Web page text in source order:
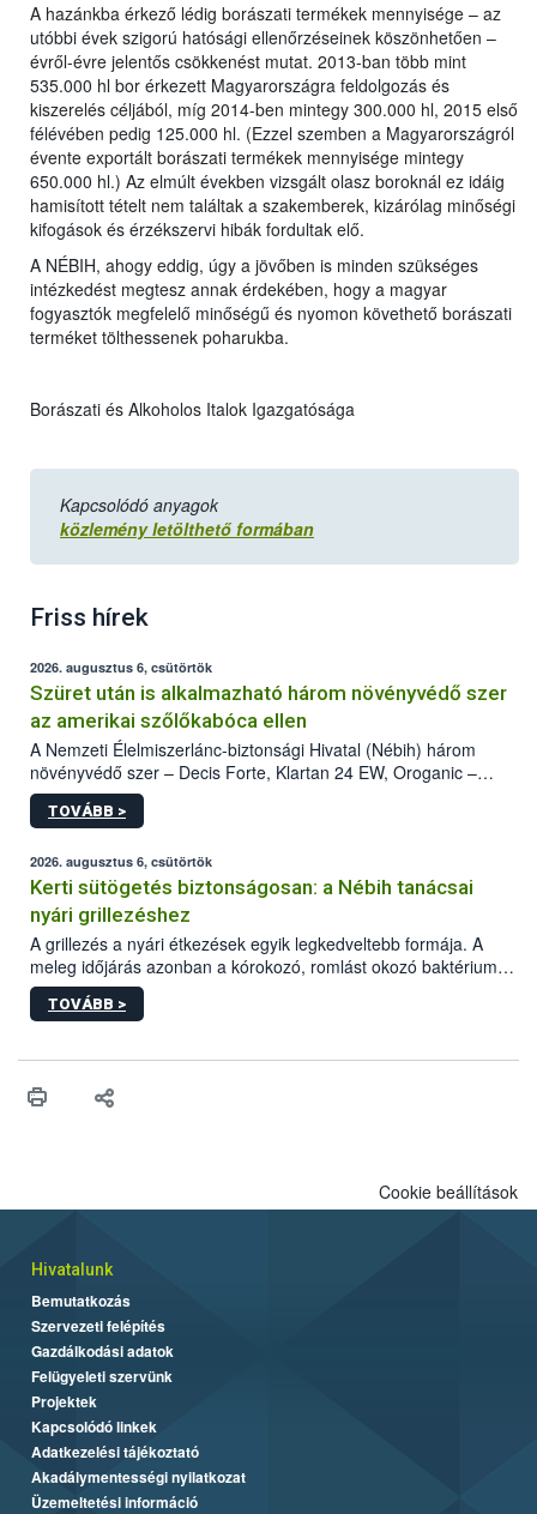
A hazánkba érkező lédig borászati termékek mennyisége – az
utóbbi évek szigorú hatósági ellenőrzéseinek köszönhetően –
évről-évre jelentős csökkenést mutat. 2013-ban több mint
535.000 hl bor érkezett Magyarországra feldolgozás és
kiszerelés céljából, míg 2014-ben mintegy 300.000 hl, 2015 első
félévében pedig 125.000 hl. (Ezzel szemben a Magyarországról
évente exportált borászati termékek mennyisége mintegy
650.000 hl.) Az elmúlt években vizsgált olasz boroknál ez idáig
hamisított tételt nem találtak a szakemberek, kizárólag minőségi
kifogások és érzékszervi hibák fordultak elő.
A NÉBIH, ahogy eddig, úgy a jövőben is minden szükséges
intézkedést megtesz annak érdekében, hogy a magyar
fogyasztók megfelelő minőségű és nyomon követhető borászati
terméket tölthessenek poharukba.
Borászati és Alkoholos Italok Igazgatósága
Kapcsolódó anyagok
közlemény letölthető formában
Friss hírek
2026. augusztus 6, csütörtök
Szüret után is alkalmazható három növényvédő szer
az amerikai szőlőkabóca ellen
A Nemzeti Élelmiszerlánc-biztonsági Hivatal (Nébih) három
növényvédő szer – Decis Forte, Klartan 24 EW, Oroganic –
engedélyokiratát módosította, így azok a szüretet követően,
egészen a vesszőérettség (BBCH 91) stádiumáig
érésű szőlőkben is legyen lehetőség a károsító elleni további
védekezésre. Az Oroganic készítmény kis kiszerelésben kiskerti
felhasználók számára is elérhető és ökológiai termesztésben is
engedélyezett.
TOVÁBB >
2026. augusztus 6, csütörtök
Kerti sütögetés biztonságosan: a Nébih tanácsai
nyári grillezéshez
A grillezés a nyári étkezések egyik legkedveltebb formája. A
meleg időjárás azonban a kórokozó, romlást okozó baktériumok
gyorsabb szaporodásának is kedvez. A szabadtéri sütögetés
ezért nem csupán a megfelelő sütési technikáról szól: legalább
higiéniai szabályok betartása, a megfelelő hőkezelés, valamint a
biztonsági Hivatal (Nébih) Oktatási Programja összegyűjtötte a
TOVÁBB >
Cookie beállítások
Hivatalunk
Bemutatkozás
Szervezeti felépítés
Gazdálkodási adatok
Felügyeleti szervünk
Projektek
Kapcsolódó linkek
Adatkezelési tájékoztató
Akadálymentességi nyilatkozat
Üzemeltetési információ